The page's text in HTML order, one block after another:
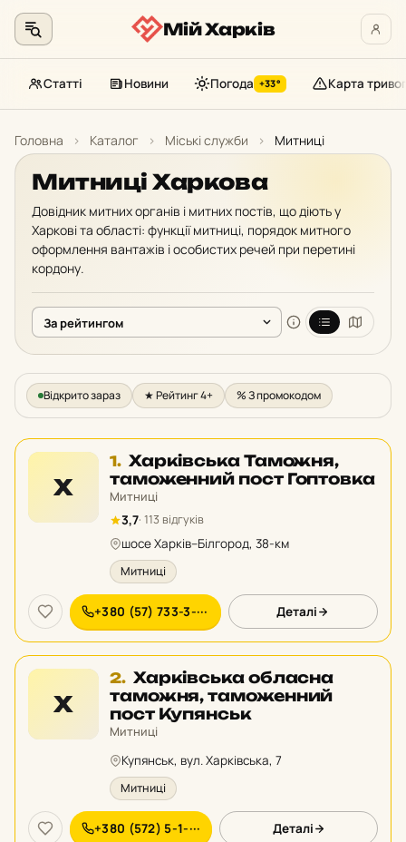
контенту
Мій Харків
Статті Новини Погода +33° Карта тривог
Головна › Каталог › Міські служби › Митниці
Митниці Харкова
Довідник митних органів і митних постів, що діють у
Харкові та області: функції митниці, порядок митного
оформлення вантажів і особистих речей при перетині
кордону.
Відкрито зараз ★ Рейтинг 4+ % З промокодом
Х
1. Місце
1
у
рейтингу:
Харківська Таможня,
таможенний пост Гоптовка
Митниці
3,7· 113 відгуків
шосе Харків–Білгород, 38-км
Митниці
+380 (57) 733-3-··· Деталі
Х
2. Місце
2
у
рейтингу:
Харківська обласна
таможня, таможенний
пост Купянськ
Митниці
Купянськ, вул. Харківська, 7
Митниці
+380 (572) 5-1-··· Деталі